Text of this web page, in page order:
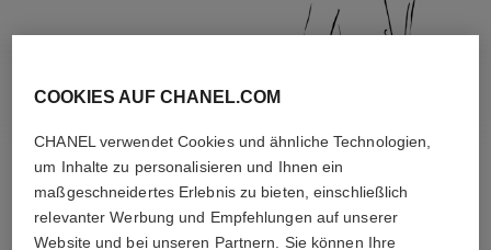
COOKIES AUF CHANEL.COM
CHANEL verwendet Cookies und ähnliche Technologien,
um Inhalte zu personalisieren und Ihnen ein
maßgeschneidertes Erlebnis zu bieten, einschließlich
relevanter Werbung und Empfehlungen auf unserer
Website und bei unseren Partnern. Sie können Ihre